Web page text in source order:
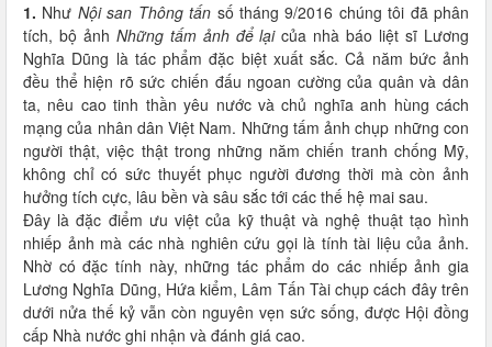
1. Như Nội san Thông tấn số tháng 9/2016 chúng tôi đã phân
tích, bộ ảnh Những tấm ảnh để lạicủa nhà báo liệt sĩ Lương
Nghĩa Dũng là tác phẩm đặc biệt xuất sắc. Cả năm bức ảnh
đều thể hiện rõ sức chiến đấu ngoan cường của quân và dân
ta, nêu cao tinh thần yêu nước và chủ nghĩa anh hùng cách
mạng của nhân dân Việt Nam. Những tấm ảnh chụp những con
người thật, việc thật trong những năm chiến tranh chống Mỹ,
không chỉ có sức thuyết phục người đương thời mà còn ảnh
hưởng tích cực, lâu bền và sâu sắc tới các thế hệ mai sau.
Đây là đặc điểm ưu việt của kỹ thuật và nghệ thuật tạo hình
nhiếp ảnh mà các nhà nghiên cứu gọi là tính tài liệu của ảnh.
Nhờ có đặc tính này, những tác phẩm do các nhiếp ảnh gia
Lương Nghĩa Dũng, Hứa kiểm, Lâm Tấn Tài chụp cách đây trên
dưới nửa thế kỷ vẫn còn nguyên vẹn sức sống, được Hội đồng
cấp Nhà nước ghi nhận và đánh giá cao.